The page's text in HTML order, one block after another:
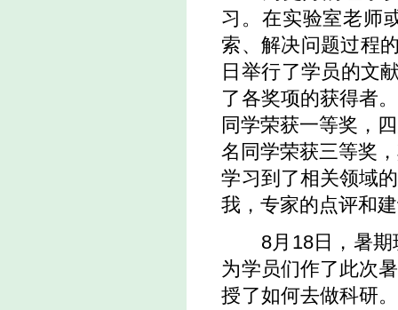
习。在实验室老师
索、解决问题过程
日举行了学员的文
了各奖项的获得者
同学荣获一等奖，
名同学荣获三等奖
学习到了相关领域
我，专家的点评和
8月18日，暑期
为学员们作了此次
授了如何去做科研